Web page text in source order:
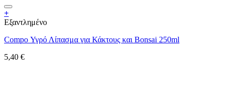
+
Εξαντλημένο
Compo Υγρό Λίπασμα για Κάκτους και Bonsai 250ml
5,40 €